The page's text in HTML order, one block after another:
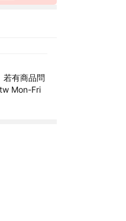
有商品問
Mon-Fri